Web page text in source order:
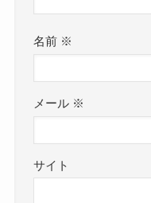
名前 ※
メール ※
サイト